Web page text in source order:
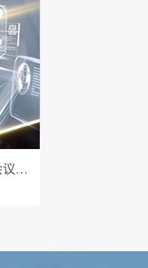
RFID智能会议签到系统